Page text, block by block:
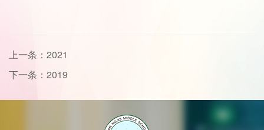
上一条：2021
下一条：2019